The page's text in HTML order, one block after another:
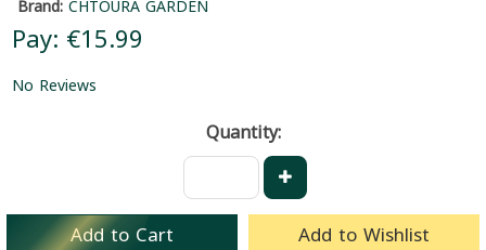
Brand:CHTOURA GARDEN
Pay: €15.99
No Reviews
Quantity:
Add to Cart Add to Wishlist